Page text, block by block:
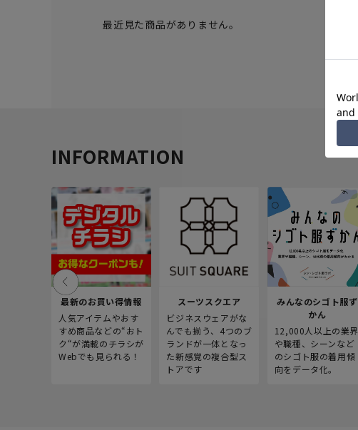
最近見た商品がありません。
INFORMATION
最新のお買い得情報
人気アイテムやおす
すめ商品などの“おト
ク“が満載のチラシが
Webでも見られる！
スーツスクエア
ビジネスウェアがな
んでも揃う、4つのブ
ランドが一体となっ
た新感覚の複合型ス
トアです
みんなのシゴト服ず
かん
12,000人以上の業界
や職種、シーンなど
のシゴト服の着用傾
向をデータ化。